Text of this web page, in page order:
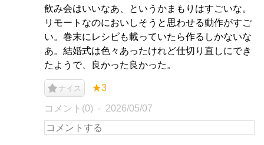
飲み会はいいなあ、というかまもりはすごいな。
リモートなのにおいしそうと思わせる動作がすご
い。巻末にレシピも載っていたら作るしかないな
あ。結婚式は色々あったけれど仕切り直しにでき
たようで、良かった良かった。
ナイス ★3
コメント(0) 2026/05/07